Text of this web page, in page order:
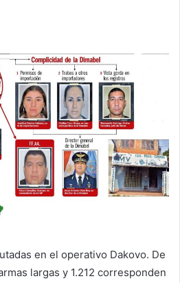
en el operativo Dakovo. De
largas y 1.212 corresponden